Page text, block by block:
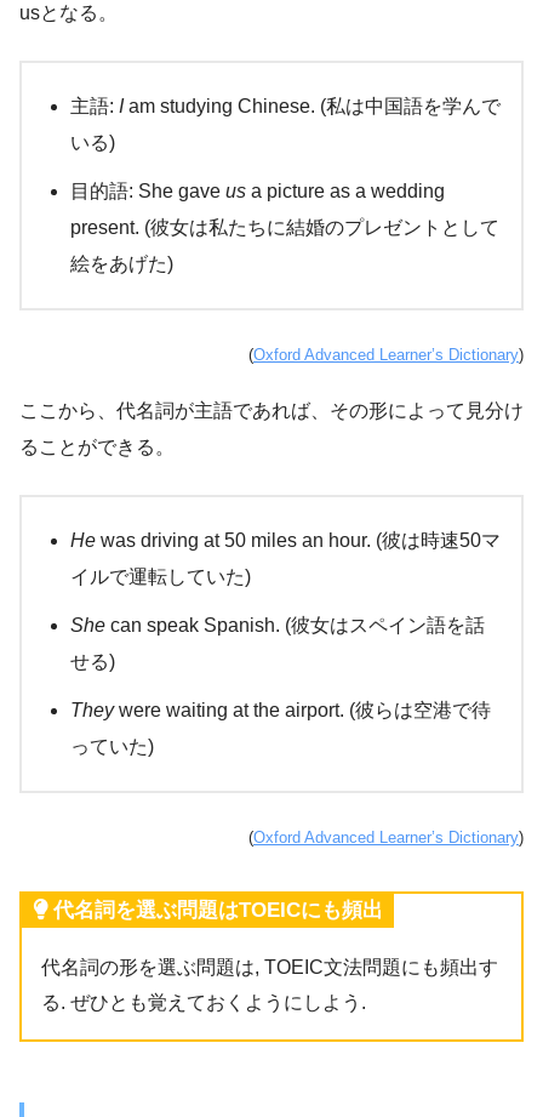
usとなる。
主語: Iam studying Chinese. (私は中国語を学んで
いる)
目的語: She gave us a picture as a wedding
present. (彼女は私たちに結婚のプレゼントとして
絵をあげた)
(Oxford Advanced Learner’s Dictionary)
ここから、代名詞が主語であれば、その形によって見分け
ることができる。
He was driving at 50 miles an hour. (彼は時速50マ
イルで運転していた)
She can speak Spanish. (彼女はスペイン語を話
せる)
Theywere waiting at the airport. (彼らは空港で待
っていた)
(Oxford Advanced Learner’s Dictionary)
代名詞を選ぶ問題はTOEICにも頻出
代名詞の形を選ぶ問題は, TOEIC文法問題にも頻出す
る. ぜひとも覚えておくようにしよう.